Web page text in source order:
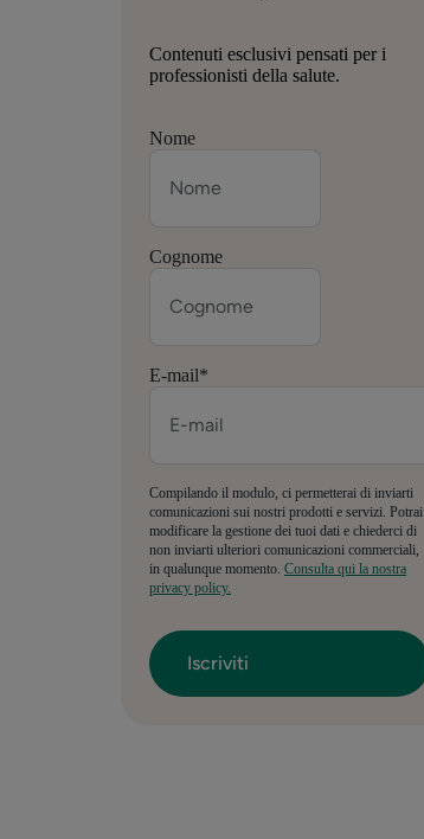
Contenuti esclusivi pensati per i
professionisti della salute.
Nome
Cognome
E-mail*
Compilando il modulo, ci permetterai di inviarti
comunicazioni sui nostri prodotti e servizi. Potrai
modificare la gestione dei tuoi dati e chiederci di
non inviarti ulteriori comunicazioni commerciali,
in qualunque momento. Consulta qui la nostra
privacy policy.